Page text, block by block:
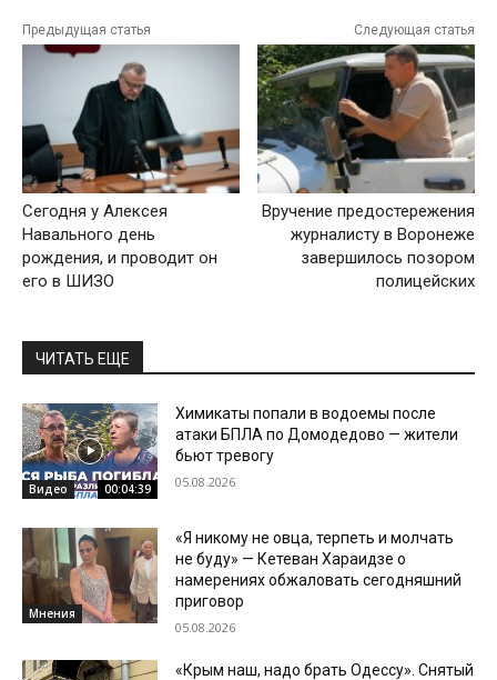
Предыдущая статья
Сегодня у Алексея
Навального день
рождения, и проводит он
его в ШИЗО
Следующая статья
Вручение предостережения
журналисту в Воронеже
завершилось позором
полицейских
ЧИТАТЬ ЕЩЕ
Видео 00:04:39
Химикаты попали в водоемы после
атаки БПЛА по Домодедово — жители
бьют тревогу
05.08.2026
Мнения
«Я никому не овца, терпеть и молчать
не буду» — Кетеван Хараидзе о
намерениях обжаловать сегодняшний
приговор
05.08.2026
«Крым наш, надо брать Одессу». Снятый